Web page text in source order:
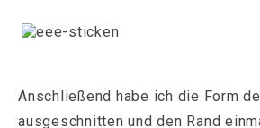
Anschließend habe ich die Form
ausgeschnitten und den Rand